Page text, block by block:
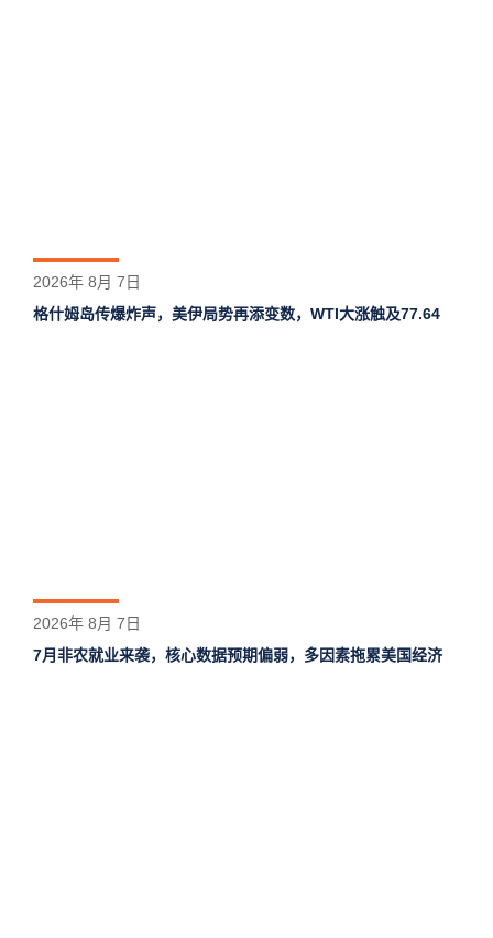
2026年 8月 7日
格什姆岛‌传爆炸声，美伊局势再添变数，WTI大涨触及77.64
2026年 8月 7日
7月非农就业来袭，核心数据预期偏弱，多因素拖累美国经济